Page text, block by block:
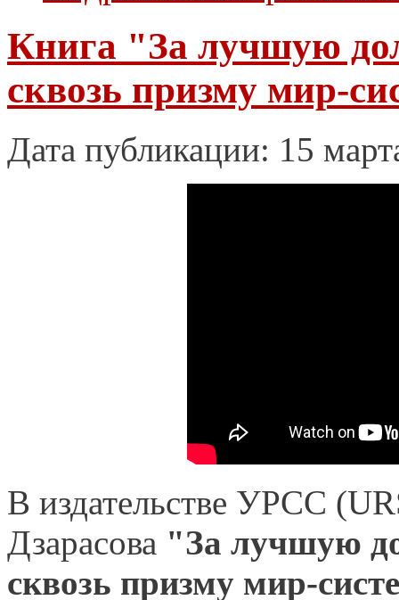
Книга "За лучшую
сквозь призму мир-
Дата публикации: 15
В издательстве УРСС
Дзарасова "За лучшую
сквозь призму мир-